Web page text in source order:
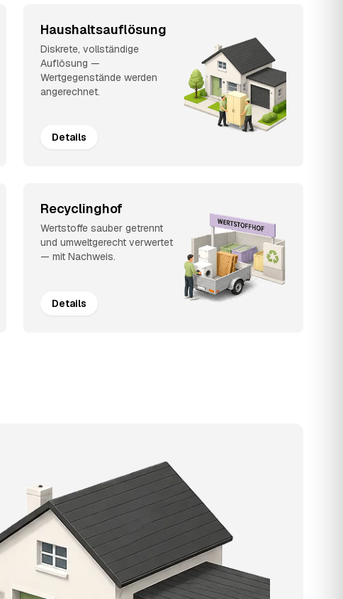
Haushaltsauflösung
Diskrete, vollständige
Auflösung —
Wertgegenstände werden
angerechnet.
Details
Recyclinghof
Wertstoffe sauber getrennt
und umweltgerecht verwertet
— mit Nachweis.
Details